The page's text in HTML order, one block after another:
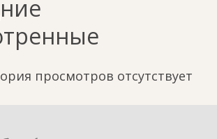
просмотров отсутствует